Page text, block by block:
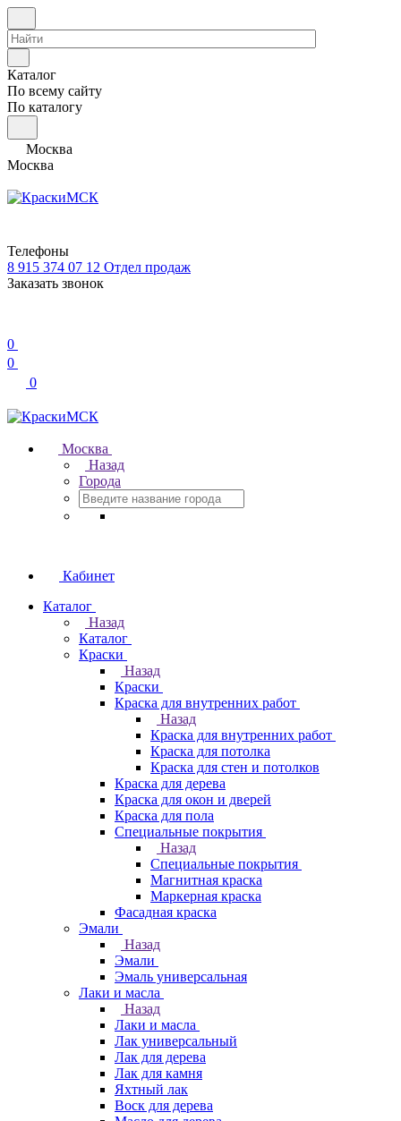
Каталог
По всему сайту
По каталогу
Москва
Москва
Телефоны
8 915 374 07 12 Отдел продаж
Заказать звонок
0
0
0
Москва
Назад
Города
Кабинет
Каталог
Назад
Каталог
Краски
Назад
Краски
Краска для внутренних работ
Назад
Краска для внутренних работ
Краска для потолка
Краска для стен и потолков
Краска для дерева
Краска для окон и дверей
Краска для пола
Специальные покрытия
Назад
Специальные покрытия
Магнитная краска
Маркерная краска
Фасадная краска
Эмали
Назад
Эмали
Эмаль универсальная
Лаки и масла
Назад
Лаки и масла
Лак универсальный
Лак для дерева
Лак для камня
Яхтный лак
Воск для дерева